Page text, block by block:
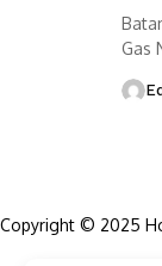
Gas
Copyright © 2025